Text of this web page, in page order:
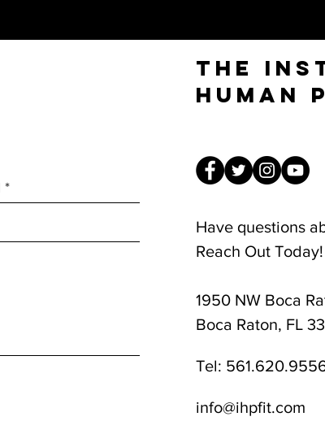
The
Human
Have questions
Reach Out Today!
1950 NW Boca
Boca Raton, FL
Tel:
info@ihpfit.com